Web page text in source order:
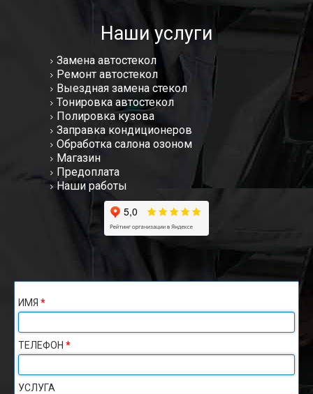
Наши услуги
Замена автостекол
Ремонт автостекол
Выездная замена стекол
Тонировка автостекол
Полировка кузова
Заправка кондиционеров
Обработка салона озоном
Магазин
Предоплата
Наши работы
ИМЯ *
ТЕЛЕФОН *
УСЛУГА